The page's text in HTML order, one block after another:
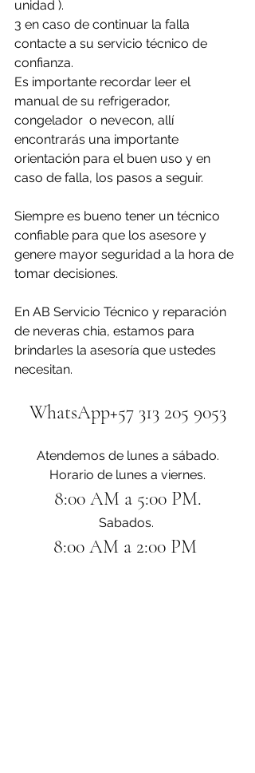
unidad ).
3 en caso de continuar la falla
contacte a su servicio técnico de
confianza.
Es importante recordar leer el
manual de su refrigerador,
congelador  o nevecon, allí
encontrarás una importante
orientación para el buen uso y en
caso de falla, los pasos a seguir.
Siempre es bueno tener un técnico
confiable para que los asesore y
genere mayor seguridad a la hora de
tomar decisiones.
En AB Servicio Técnico y reparación
de neveras chia, estamos para
brindarles la asesoría que ustedes
necesitan.
WhatsApp+57 313 205 9053
Atendemos de lunes a sábado.
Horario de lunes a viernes.
8:00 AM a 5:00 PM.
Sabados.
8:00 AM a 2:00 PM